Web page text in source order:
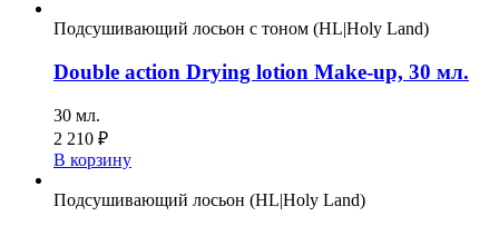
Подсушивающий лосьон с тоном (HL|Holy Land)
Double action Drying lotion Make-up, 30 мл.
30 мл.
2 210 ₽
В корзину
Подсушивающий лосьон (HL|Holy Land)